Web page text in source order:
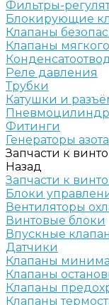
Фильтры-
Блокирующие
Клапаны
Клапаны
Реле давления
Трубки
Катушки и
Фитинги
Генераторы азота
Запчасти к
Назад
Запчасти к
Блоки
Вентиляторы
Винтовые блоки
Впускные
Датчики
Клапаны
Клапаны
Клапаны
Клапаны